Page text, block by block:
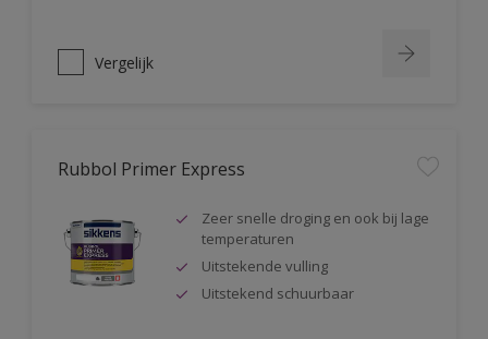
Vergelijk
Rubbol Primer Express
Zeer snelle droging en ook bij lage
temperaturen
Uitstekende vulling
Uitstekend schuurbaar